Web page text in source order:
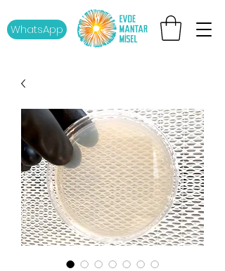
WhatsApp